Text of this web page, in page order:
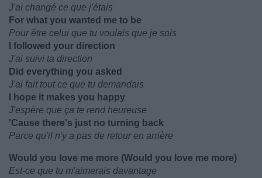
J'ai changé ce que j'étais
For what you wanted me to be
Pour être celui que tu voulais que je sois
I followed your direction
J'ai suivi ta direction
Did everything you asked
J'ai fait tout ce que tu demandais
I hope it makes you happy
J'espère que ça te rend heureuse
'Cause there's just no turning back
Parce qu'il n'y a pas de retour en arrière
Would you love me more (Would you love me more)
Est-ce que tu m'aimerais davantage